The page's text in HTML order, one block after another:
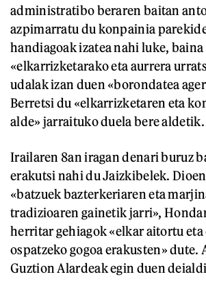
administratibo beraren baitan
azpimarratu du konpainia
handiagoak izatea nahi luke,
«elkarrizketarako eta aurrera
udalak izan duen «borondatea
Berretsi du «elkarrizketaren eta
alde» jarraituko duela bere aldetik.
Irailaren 8an iragan denari buruz
erakutsi nahi du Jaizkibelek.
«batzuek bazterkeriaren eta
tradizioaren gainetik jarri»,
herritar gehiagok «elkar aitortu
ospatzeko gogoa erakusten»
Guztion Alardeak egin duen